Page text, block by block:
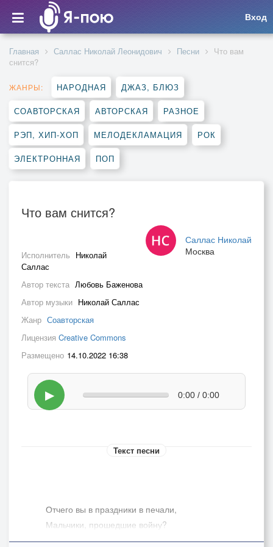
Вход
Главная Саллас Николай Леонидович Песни
Что вам
снится?
ЖАНРЫ: НАРОДНАЯ ДЖАЗ, БЛЮЗ
СОАВТОРСКАЯ АВТОРСКАЯ РАЗНОЕ
РЭП, ХИП-ХОП МЕЛОДЕКЛАМАЦИЯ РОК
ЭЛЕКТРОННАЯ ПОП
Что вам снится?
Саллас Николай
Москва
Исполнитель Николай
Саллас
Автор текста Любовь Баженова
Автор музыки Николай Саллас
Жанр Соавторская
Лицензия Creative Commons
Размещено 14.10.2022 16:38
▶ 0:00 / 0:00
Текст песни
Отчего вы в праздники в печали,
Мальчики, прошедшие войну?
Что вам снится долгими ночами?